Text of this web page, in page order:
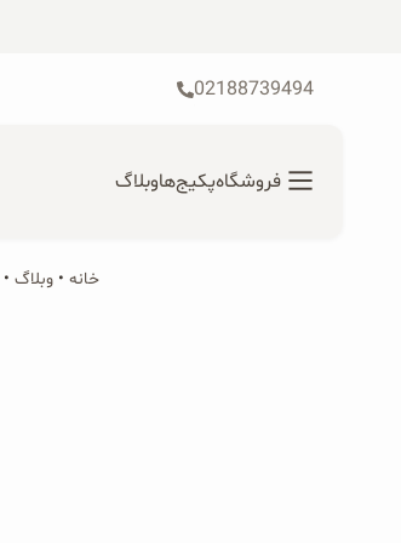
02188739494
فروشگاهپکیج‌هاوبلاگ
محصولات ارگانیک
خانه • وبلاگ •